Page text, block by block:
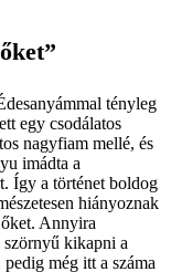
tényleg
egy csodálatos
nagyfiam mellé, és
imádta a
Így a történet boldog
hiányoznak
Annyira
kikapni a
még itt a száma